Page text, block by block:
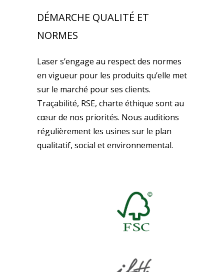
DÉMARCHE QUALITÉ ET
NORMES
Laser s’engage au respect des normes
en vigueur pour les produits qu’elle met
sur le marché pour ses clients.
Traçabilité, RSE, charte éthique sont au
cœur de nos priorités. Nous auditions
régulièrement les usines sur le plan
qualitatif, social et environnemental.